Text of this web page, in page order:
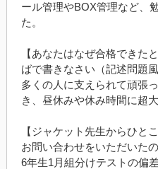
ール管理やBOX管理など、
た。
【あなたはなぜ合格できた
ばで書きなさい（記述問題風
多くの人に支えられて頑張
き、昼休みや休み時間に超
【ジャケット先生からひとこ
お問い合わせをいただいたの
6年生1 月組分けテストの偏